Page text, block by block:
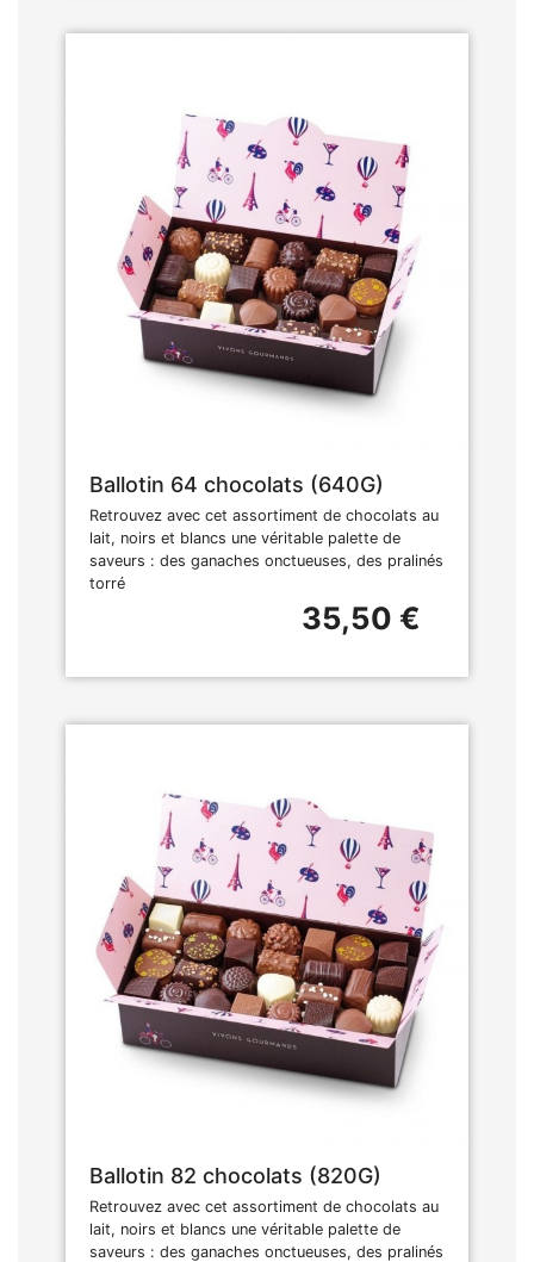
Ballotin 64 chocolats (640G)
Retrouvez avec cet assortiment de chocolats au
lait, noirs et blancs une véritable palette de
saveurs : des ganaches onctueuses, des pralinés
torré
35,50 €
Ballotin 82 chocolats (820G)
Retrouvez avec cet assortiment de chocolats au
lait, noirs et blancs une véritable palette de
saveurs : des ganaches onctueuses, des pralinés